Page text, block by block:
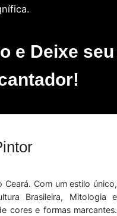
e Deixe seu
Ceará. Com um estilo único,
Brasileira, Mitologia e
cores e formas marcantes.